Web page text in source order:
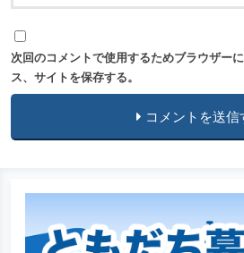
次回のコメントで使用するためブラウザー
ス、サイトを保存する。
コメントを送信